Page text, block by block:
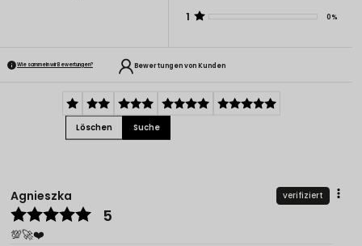
1 0%
Wie sammeln wir Bewertungen? Bewertungen von Kunden
Löschen Suche
Agnieszka verifiziert
5
💯🚀❤️